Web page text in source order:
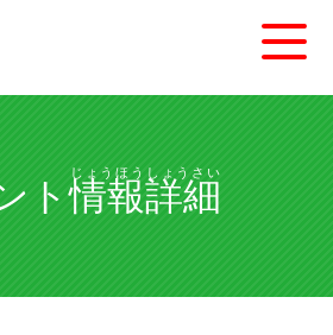
ト情報詳細
じょうほうしょうさい